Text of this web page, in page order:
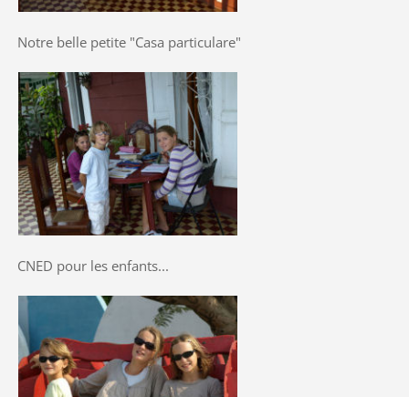
Notre belle petite "Casa particulare"
CNED pour les enfants...